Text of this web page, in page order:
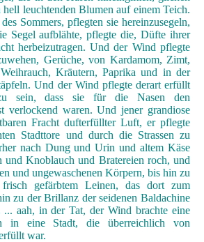
leuchtenden Blumen auf einem Teich.
Sommers, pflegten sie hereinzusegeln,
Segel aufblähte, pflegte die, Düfte ihrer
herbeizutragen. Und der Wind pflegte
Gerüche, von Kardamom, Zimt,
Kräutern, Paprika und in der
Und der Wind pflegte derart erfüllt
sein, dass sie für die Nasen den
verlockend waren. Und jener grandiose
Fracht dufterfüllter Luft, er pflegte
Stadttore und durch die Strassen zu
nach Dung und Urin und altem Käse
und Knoblauch und Bratereien roch, und
und ungewaschenen Körpern, bis hin zu
gefärbtem Leinen, das dort zum
zu der Brillanz der seidenen Baldachine
aah, in der Tat, der Wind brachte eine
in eine Stadt, die überreichlich von
war.